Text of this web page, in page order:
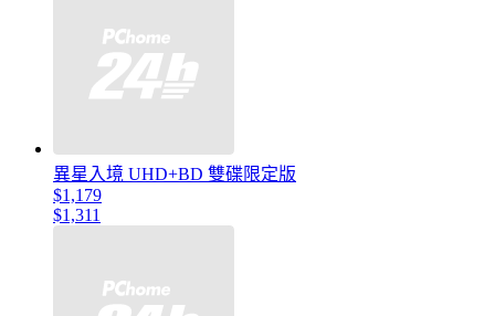
異星入境 UHD+BD 雙碟限定版
$1,179
$1,311